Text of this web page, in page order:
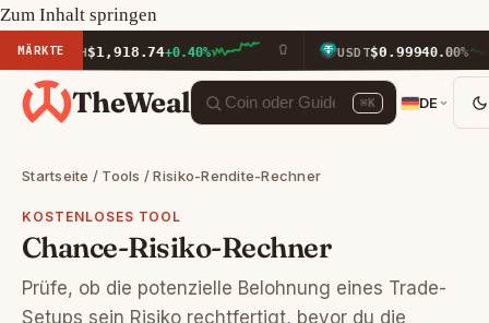
Zum Inhalt springen
MÄRKTE
ETH$1,918.74+0.40% USDT$0.99940.00%
TheWeal ⌘K DE
Startseite / Tools / Risiko-Rendite-Rechner
KOSTENLOSES TOOL
Chance-Risiko-Rechner
Prüfe, ob die potenzielle Belohnung eines Trade-
Setups sein Risiko rechtfertigt, bevor du die